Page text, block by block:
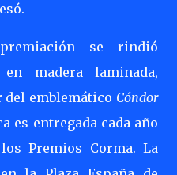
se rindió
madera laminada,
del emblemático Cóndor
es entregada cada año
Premios Corma. La